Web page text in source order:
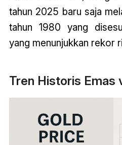
tahun 2025 baru saja
tahun 1980 yang
yang menunjukkan rekor
Tren Historis Emas